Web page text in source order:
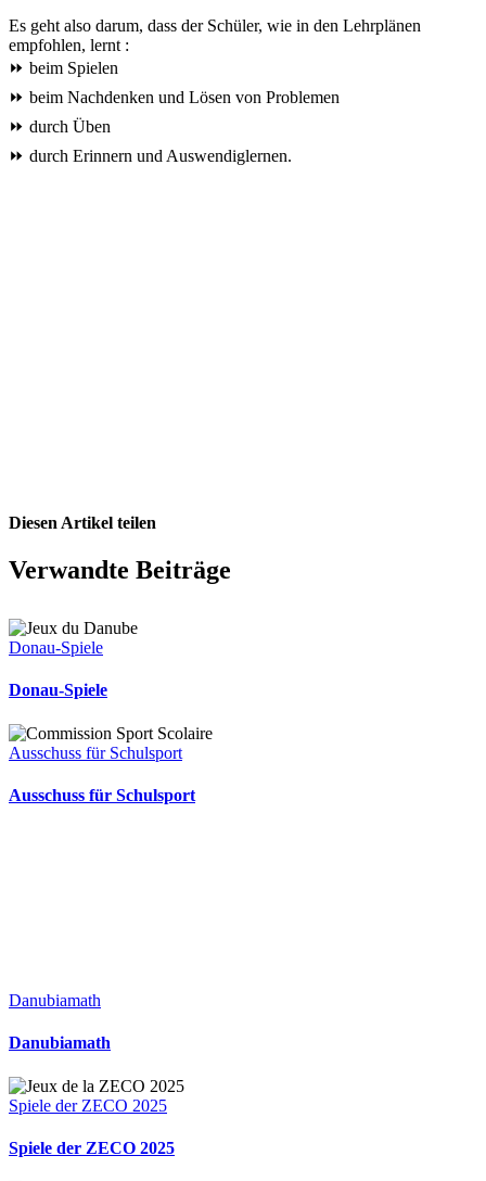
Es geht also darum, dass der Schüler, wie in den Lehrplänen
empfohlen, lernt :
⏩ beim Spielen
⏩ beim Nachdenken und Lösen von Problemen
⏩ durch Üben
⏩ durch Erinnern und Auswendiglernen.
Diesen Artikel teilen
Facebook
X
Pinterest
E-
Mail
Verwandte Beiträge
Donau-Spiele
Donau-Spiele
Ausschuss für Schulsport
Ausschuss für Schulsport
Danubiamath
Danubiamath
Spiele der ZECO 2025
Spiele der ZECO 2025